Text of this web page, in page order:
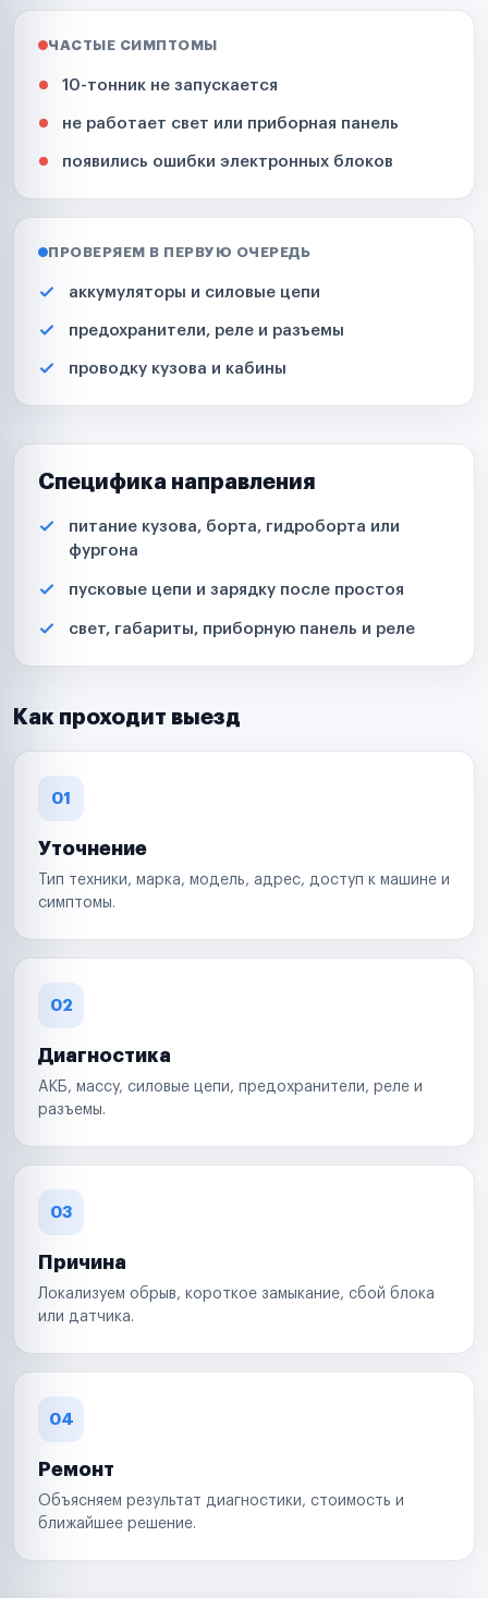
ЧАСТЫЕ СИМПТОМЫ
10-тонник не запускается
не работает свет или приборная панель
появились ошибки электронных блоков
ПРОВЕРЯЕМ В ПЕРВУЮ ОЧЕРЕДЬ
аккумуляторы и силовые цепи
предохранители, реле и разъемы
проводку кузова и кабины
Специфика направления
питание кузова, борта, гидроборта или
фургона
пусковые цепи и зарядку после простоя
свет, габариты, приборную панель и реле
Как проходит выезд
01
Уточнение
Тип техники, марка, модель, адрес, доступ к машине и
симптомы.
02
Диагностика
АКБ, массу, силовые цепи, предохранители, реле и
разъемы.
03
Причина
Локализуем обрыв, короткое замыкание, сбой блока
или датчика.
04
Ремонт
Объясняем результат диагностики, стоимость и
ближайшее решение.